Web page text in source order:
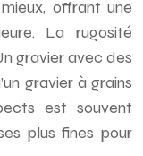
offrant une
La rugosité
gravier avec des
gravier à grains
est souvent
plus fines pour